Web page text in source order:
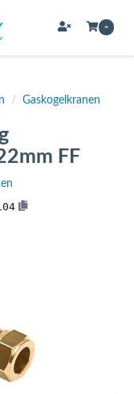
-
/ Gaskogelkranen
FF